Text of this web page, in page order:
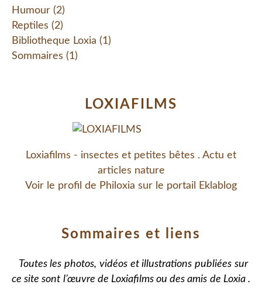
Humour (2)
Reptiles (2)
Bibliotheque Loxia (1)
Sommaires (1)
LOXIAFILMS
Loxiafilms - insectes et petites bêtes . Actu et
articles nature
Voir le profil de Philoxia sur le portail Eklablog
Sommaires et liens
Toutes les photos, vidéos et illustrations publiées sur
ce site sont l’œuvre de Loxiafilms ou des amis de Loxia .